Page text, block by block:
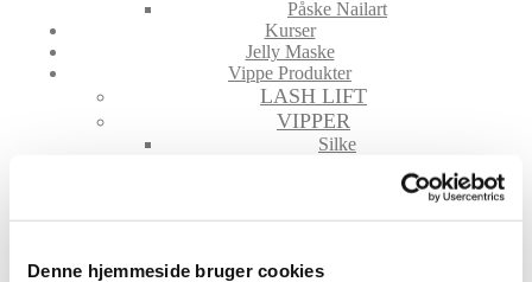
Denne hjemmeside bruger cookies
Påske Nailart
Kurser
Jelly Maske
Vippe Produkter
LASH LIFT
VIPPER
Silke
Hjælpemidler